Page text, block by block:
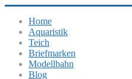
Home
Aquaristik
Teich
Briefmarken
Modellbahn
Blog